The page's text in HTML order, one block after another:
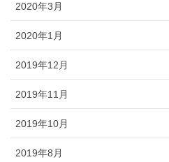
2020年3月
2020年1月
2019年12月
2019年11月
2019年10月
2019年8月